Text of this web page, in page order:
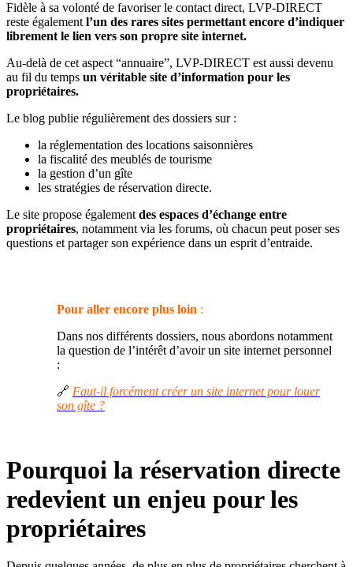
Fidèle à sa volonté de favoriser le contact direct, LVP-DIRECT
reste également l’un des rares sites permettant encore d’indiquer
librement le lien vers son propre site internet.
Au-delà de cet aspect “annuaire”, LVP-DIRECT est aussi devenu
au fil du temps un véritable site d’information pour les
propriétaires.
Le blog publie régulièrement des dossiers sur :
la réglementation des locations saisonnières
la fiscalité des meublés de tourisme
la gestion d’un gîte
les stratégies de réservation directe.
Le site propose également des espaces d’échange entre
propriétaires, notamment via les forums, où chacun peut poser ses
questions et partager son expérience dans un esprit d’entraide.
Pour aller encore plus loin :
Dans nos différents dossiers, nous abordons notamment
la question de l’intérêt d’avoir un site internet personnel
:
🔗 Faut-il forcément créer un site internet pour louer
son gîte ?
Pourquoi la réservation directe
redevient un enjeu pour les
propriétaires